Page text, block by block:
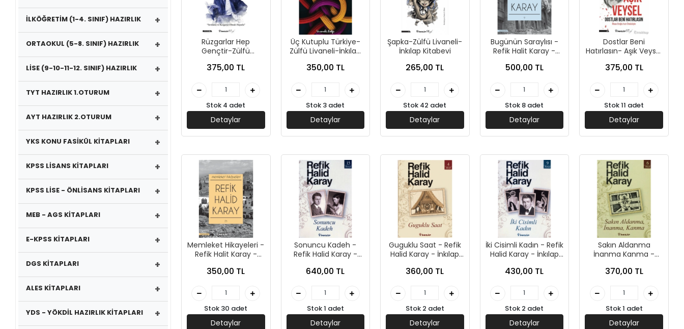
İLKÖĞRETİM (1-4. SINIF) HAZIRLIK +
ORTAOKUL (5-8. SINIF) HAZIRLIK +
LİSE (9-10-11-12. SINIF) HAZIRLIK +
TYT HAZIRLIK 1.OTURUM +
AYT HAZIRLIK 2.OTURUM +
YKS KONU FASİKÜL KİTAPLARI +
KPSS LİSANS KİTAPLARI +
KPSS LİSE - ÖNLİSANS KİTAPLARI +
MEB - AGS KİTAPLARI +
E-KPSS KİTAPLARI +
DGS KİTAPLARI +
ALES KİTAPLARI +
YDS - YÖKDİL HAZIRLIK KİTAPLARI +
Rüzgarlar Hep
Gençtir-Zülfü
Yayınları
375,00 TL
Stok 4 adet
Detaylar
Üç Kutuplu Türkiye-
Zülfü Livaneli-İnkılap
350,00 TL
Stok 3 adet
Detaylar
Şapka-Zülfü Livaneli-
İnkılap Kitabevi
265,00 TL
Stok 42 adet
Detaylar
Bugünün Saraylısı -
Refik Halit Karay -
Kitabevi
500,00 TL
Stok 8 adet
Detaylar
Dostlar Beni
Hatırlasın- Aşık Veysel
375,00 TL
Stok 11 adet
Detaylar
Memleket Hikayeleri -
Refik Halit Karay -
350,00 TL
Stok 30 adet
Detaylar
Sonuncu Kadeh -
Refik Halid Karay -
640,00 TL
Stok 1 adet
Detaylar
Guguklu Saat - Refik
Halid Karay - İnkılap
360,00 TL
Stok 2 adet
Detaylar
İki Cisimli Kadın - Refik
Halid Karay - İnkılap
430,00 TL
Stok 2 adet
Detaylar
Sakın Aldanma
İnanma Kanma -
İnkılap Yayınları
370,00 TL
Stok 1 adet
Detaylar